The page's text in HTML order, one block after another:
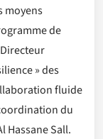
moyens
de
» des
fluide
du
Hassane Sall.